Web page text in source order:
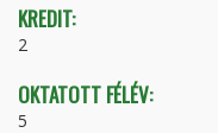
KREDIT:
2
OKTATOTT FÉLÉV:
5